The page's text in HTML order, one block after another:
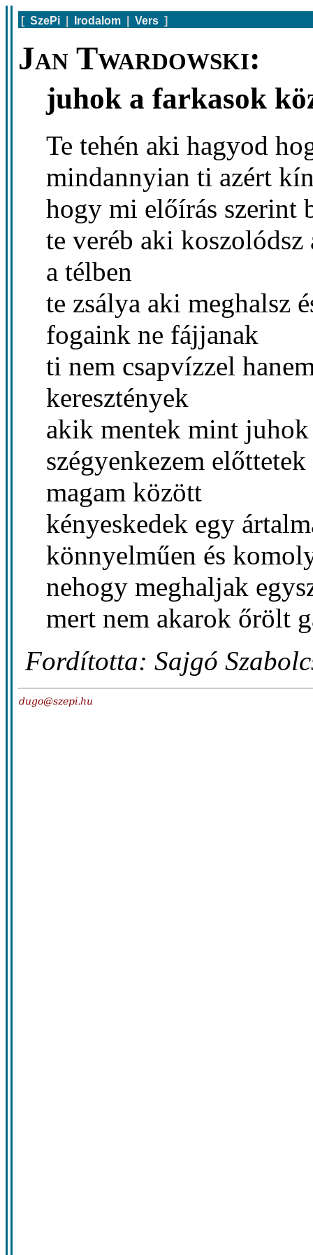
[ SzePi Irodalom Vers ]
Jan Twardowski:
juhok a farkasok
Te tehén aki hagyod
mindannyian ti azért
hogy mi előírás szerint
te veréb aki
a télben
te zsálya aki meghalsz
fogaink ne fájjanak
ti nem csapvízzel
keresztények
akik mentek mint
szégyenkezem
magam között
kényeskedek egy
könnyelműen és
nehogy meghaljak
mert nem akarok őrölt
Fordította: Sajgó